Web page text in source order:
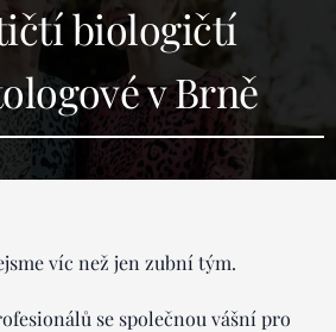
biologičtí
v Brně
víc než jen zubní tým.
se společnou vášní pro